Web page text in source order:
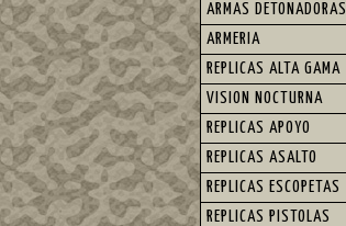
ARMAS DETONADORAS
ARMERIA
REPLICAS ALTA GAMA
VISION NOCTURNA
REPLICAS APOYO
REPLICAS ASALTO
REPLICAS ESCOPETAS
REPLICAS PISTOLAS